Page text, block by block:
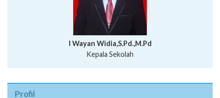
I Wayan Widia,S.Pd.,M.Pd
Kepala Sekolah
Profil